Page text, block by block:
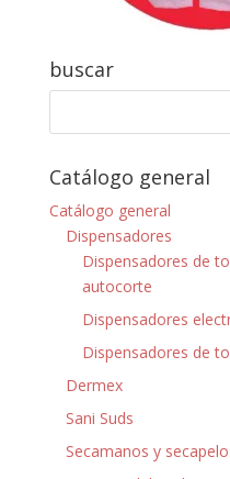
buscar
Catálogo general
Catálogo general
Dispensadores
Dispensadores de
autocorte
Dispensadores
Dispensadores de
Dermex
Sani Suds
Secamanos y